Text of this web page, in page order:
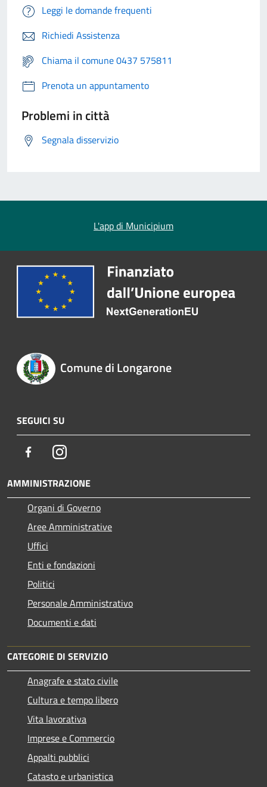
Leggi le domande frequenti
Richiedi Assistenza
Chiama il comune 0437 575811
Prenota un appuntamento
Problemi in città
Segnala disservizio
L'app di Municipium
Comune di Longarone
SEGUICI SU
FacebookInstagram
AMMINISTRAZIONE
Organi di Governo
Aree Amministrative
Uffici
Enti e fondazioni
Politici
Personale Amministrativo
Documenti e dati
CATEGORIE DI SERVIZIO
Anagrafe e stato civile
Cultura e tempo libero
Vita lavorativa
Imprese e Commercio
Appalti pubblici
Catasto e urbanistica